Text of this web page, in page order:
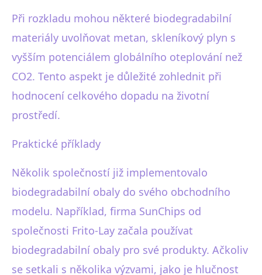
Při rozkladu mohou některé biodegradabilní
materiály uvolňovat metan, skleníkový plyn s
vyšším potenciálem globálního oteplování než
CO2. Tento aspekt je důležité zohlednit při
hodnocení celkového dopadu na životní
prostředí.
Praktické příklady
Několik společností již implementovalo
biodegradabilní obaly do svého obchodního
modelu. Například, firma SunChips od
společnosti Frito-Lay začala používat
biodegradabilní obaly pro své produkty. Ačkoliv
se setkali s několika výzvami, jako je hlučnost